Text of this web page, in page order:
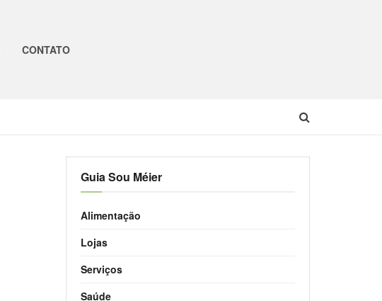
CONTATO
Guia Sou Méier
Alimentação
Lojas
Serviços
Saúde